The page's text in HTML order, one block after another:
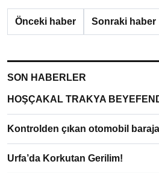
Önceki haber Sonraki haber
SON HABERLER
HOŞÇAKAL TRAKYA
Kontrolden çıkan otomobil
Urfa’da Korkutan Gerilim!